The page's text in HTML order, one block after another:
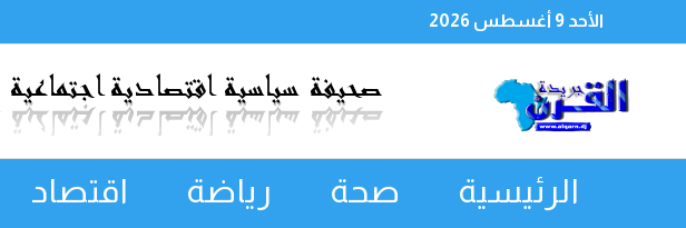
الأحد 9 أغسطس 2026
الرئيسية صحة رياضة اقتصاد